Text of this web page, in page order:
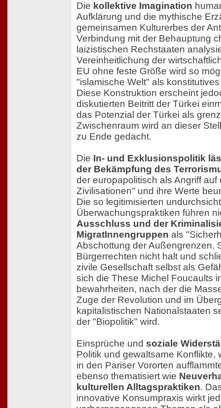
Die kollektive Imagination
Aufklärung und die mythische
gemeinsamen Kulturerbes der
Verbindung mit der Behauptung
laizistischen Rechstaaten
Vereinheitlichung der
EU ohne feste Größe wird so
"islamische Welt" als
Diese Konstruktion erscheint
diskutierten Beitritt der Türkei
das Potenzial der Türkei als
Zwischenraum wird an dieser
zu Ende gedacht.
Die In- und Exklusionspolitik
der Bekämpfung des
der europapolitisch als Angriff auf
Zivilisationen" und ihre Werte
Die so legitimisierten
Überwachungspraktiken führen
Ausschluss und der
MigratInnengruppen als
Abschottung der Außengrenzen.
Bürgerrechten nicht halt und
zivile Gesellschaft selbst als
sich die These Michel Foucaults
bewahrheiten, nach der die
Zuge der Revolution und im
kapitalistischen Nationalstaaten
der "Biopolitik" wird.
Einsprüche und soziale
Politik und gewaltsame Konflikte,
in den Pariser Vororten
ebenso thematisiert wie
kulturellen Alltagspraktiken.
innovative Konsumpraxis wirkt